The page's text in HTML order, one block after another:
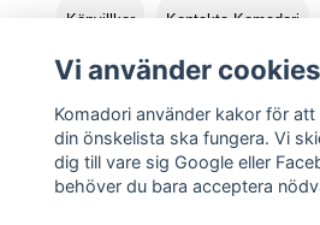
Köpvillkor Kontakta Komadori
Logga in Returer
Vi använder cookies
Komadori använder kakor för
din önskelista ska fungera. Vi
dig till vare sig Google eller
behöver du bara acceptera